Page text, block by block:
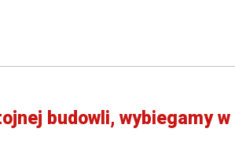
budowli, wybiegamy w